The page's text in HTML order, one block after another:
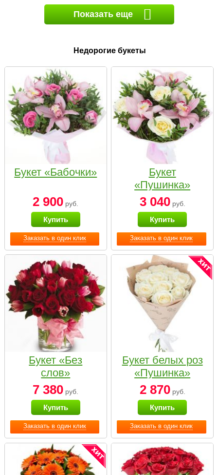
Показать еще
Недорогие букеты
Заказать в один клик
Букет «Бабочки»
2 900 руб.
Купить
Заказать в один клик
Букет
«Пушинка»
3 040руб.
Купить
Заказать в один клик
Букет «Без
слов»
7 380 руб.
Купить
Заказать в один клик
Букет белых роз
«Пушинка»
2 870руб.
Купить